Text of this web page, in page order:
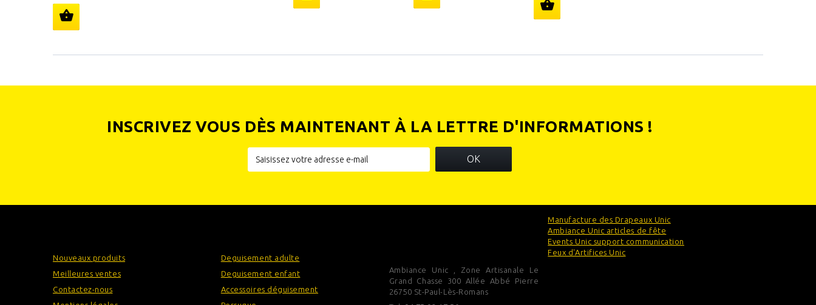
INSCRIVEZ VOUS DÈS MAINTENANT À LA LETTRE D'INFORMATIONS !
OK
Nouveaux produits
Meilleures ventes
Contactez-nous
Deguisement adulte
Deguisement enfant
Accessoires déguisement
Ambiance Unic , Zone Artisanale Le
Grand Chasse 300 Allée Abbé Pierre
26750 St-Paul-Lès-Romans
Manufacture des Drapeaux Unic
Ambiance Unic articles de fête
Events Unic support communication
Feux d'Artifices Unic